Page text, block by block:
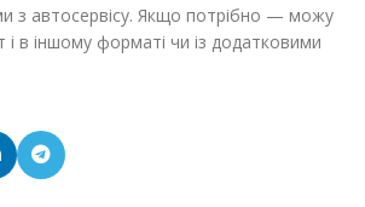
з автосервісу. Якщо потрібно — можу
і в іншому форматі чи із додатковими